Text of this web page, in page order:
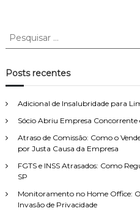
s
l
i
s
u
e
r
u
P
q
u
s
a
r
Posts recentes
Adicional de Insalubridade para
Sócio Abriu Empresa Concorrente
Atraso de Comissão: Como o
por Justa Causa da Empresa
FGTS e INSS Atrasados: Como
SP
Monitoramento no Home Office:
Invasão de Privacidade